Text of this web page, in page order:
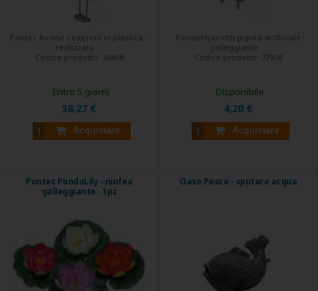
Pontec Airone cenerino in plastica -
realizzato ...
Codice prodotto: 36868
38,27 €
Acquistare
Entro 5 giorni
PondoHyacinth pianta artificiale
galleggiante ...
Codice prodotto: 77938
4,20 €
Acquistare
Disponibile
Pontec PondoLily - ninfea
galleggiante - 1pz
Oase Pesce - sputare acqua